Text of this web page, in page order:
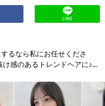
LINE
るなら私にお任せくださ
感のあるトレンドヘアに♪...